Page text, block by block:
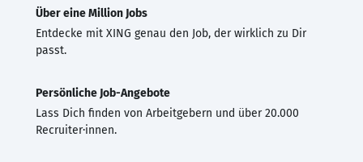
Über eine Million Jobs
Entdecke mit XING genau den Job, der wirklich zu Dir
passt.
Persönliche Job-Angebote
Lass Dich finden von Arbeitgebern und über 20.000
Recruiter·innen.